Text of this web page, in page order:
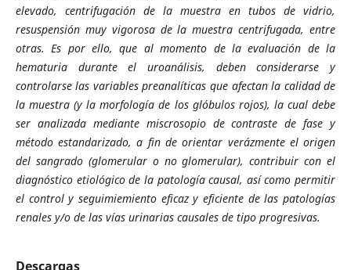
elevado, centrifugación de la muestra en tubos de vidrio,
resuspensión muy vigorosa de la muestra centrifugada, entre
otras. Es por ello, que al momento de la evaluación de la
hematuria durante el uroanálisis, deben considerarse y
controlarse las variables preanalíticas que afectan la calidad de
la muestra (y la morfología de los glóbulos rojos), la cual debe
ser analizada mediante miscrosopio de contraste de fase y
método estandarizado, a fin de orientar verázmente el origen
del sangrado (glomerular o no glomerular), contribuir con el
diagnóstico etiológico de la patología causal, así como permitir
el control y seguimiemiento eficaz y eficiente de las patologías
renales y/o de las vías urinarias causales de tipo progresivas.
Descargas